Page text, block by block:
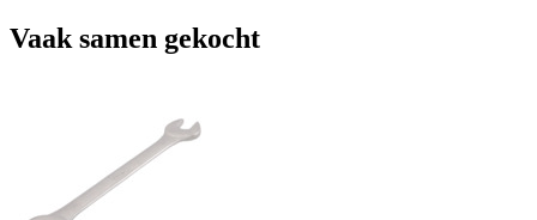
Vaak samen gekocht